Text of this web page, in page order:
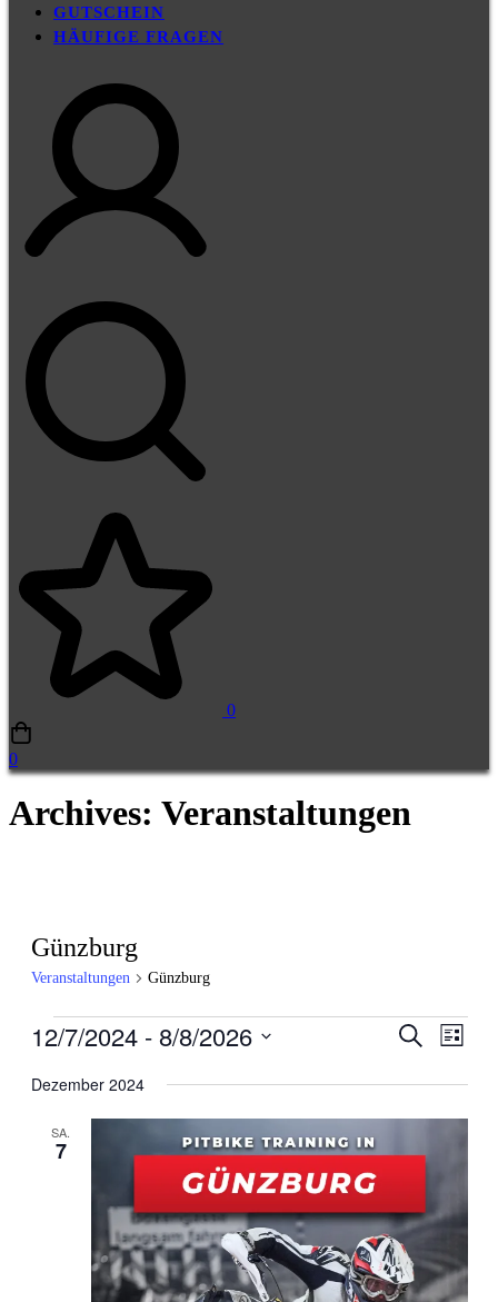
GUTSCHEIN
HÄUFIGE FRAGEN
0
0
Archives: Veranstaltungen
Günzburg
Veranstaltungen Günzburg
Veranstaltungen
und
Suche
Liste
12/7/2024 - 8/8/2026
wählen.
Dezember 2024
SA.
7